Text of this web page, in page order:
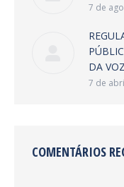
7 de
DA
7 de
COMENTÁRIOS